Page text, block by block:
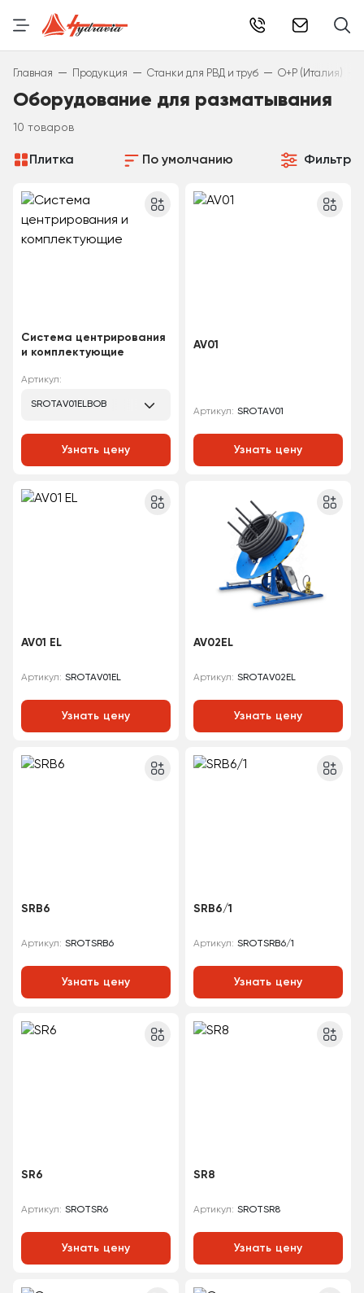
Главная — Продукция — Станки для РВД и труб — O+P (Италия)
Оборудование для разматывания
10 товаров
Плитка По умолчанию Фильтр
Система центрирования
и комплектующие
Артикул:
SROTAV01ELBOB
Узнать цену
AV01
Артикул: SROTAV01
Узнать цену
AV01 EL
Артикул: SROTAV01EL
Узнать цену
AV02EL
Артикул: SROTAV02EL
Узнать цену
SRB6
Артикул: SROTSRB6
Узнать цену
SRB6/1
Артикул: SROTSRB6/1
Узнать цену
SR6
Артикул: SROTSR6
Узнать цену
SR8
Артикул: SROTSR8
Узнать цену